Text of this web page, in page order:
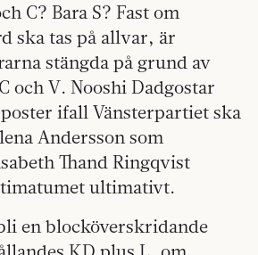
C? Bara S? Fast om
ska tas på allvar, är
stängda på grund av
och V. Nooshi Dadgostar
ifall Vänsterpartiet ska
Andersson som
Thand Ringqvist
ultimativt.
en blocköverskridande